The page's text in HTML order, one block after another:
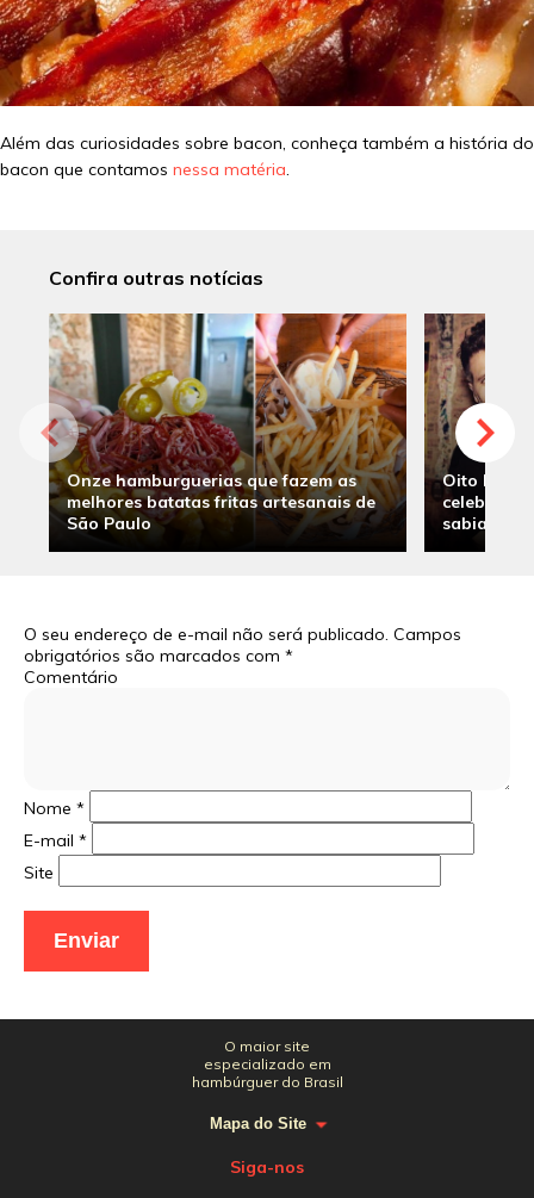
Além das curiosidades sobre bacon, conheça também a história do
bacon que contamos nessa matéria.
Confira outras notícias
Onze hamburguerias que fazem as
melhores batatas fritas artesanais de
São Paulo
Oito
sabia
O seu endereço de e-mail não será publicado. Campos
obrigatórios são marcados com *
Comentário
Nome *
E-mail *
Site
O maior site
especializado em
hambúrguer do Brasil
Mapa do Site
Siga-nos